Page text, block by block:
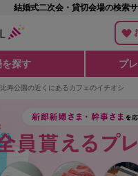
結婚式二次会・貸切会場の検索
を探す プ
寿公園の近くにあるカフェのイチオシ